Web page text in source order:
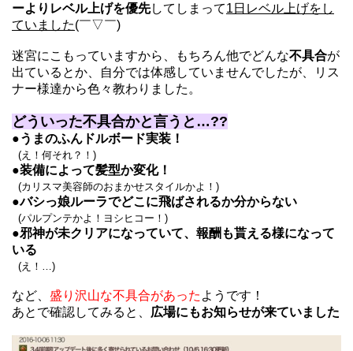
ーよりレベル上げを優先してしまって1日レベル上げをし
ていました(￣▽￣)
迷宮にこもっていますから、もちろん他でどんな不具合が
出ているとか、自分では体感していませんでしたが、リス
ナー様達から色々教わりました。
どういった不具合かと言うと…??
●うまのふんドルボード実装！
(え！何それ？！)
●装備によって髪型か変化！
(カリスマ美容師のおまかせスタイルかよ！)
●バシっ娘ルーラでどこに飛ばされるか分からない
(パルプンテかよ！ヨシヒコー！)
●邪神が未クリアになっていて、報酬も貰える様になって
いる
(え！…)
など、 盛り沢山な不具合があった ようです！
あとで確認してみると、 広場にもお知らせが来ていました